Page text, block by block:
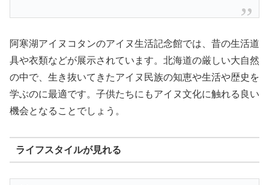
阿寒湖アイヌコタンのアイヌ生活記念館では、昔の生活道
具や衣類などが展示されています。北海道の厳しい大自然
の中で、生き抜いてきたアイヌ民族の知恵や生活や歴史を
学ぶのに最適です。子供たちにもアイヌ文化に触れる良い
機会となることでしょう。
ライフスタイルが見れる